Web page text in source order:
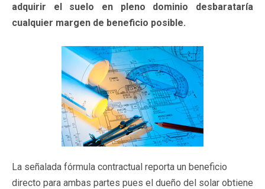
adquirir el suelo en pleno dominio desbarataría
cualquier margen de beneficio posible.
La señalada fórmula contractual reporta un beneficio
directo para ambas partes pues el dueño del solar obtiene